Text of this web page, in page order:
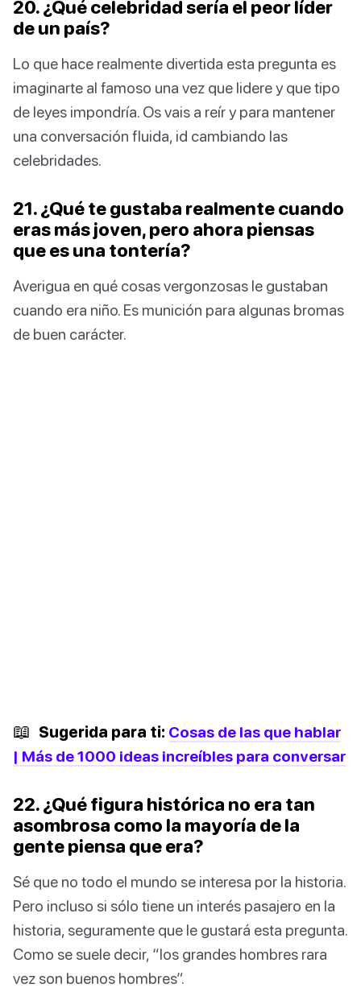
20. ¿Qué celebridad sería el peor líder
de un país?
Lo que hace realmente divertida esta pregunta es
imaginarte al famoso una vez que lidere y que tipo
de leyes impondría. Os vais a reír y para mantener
una conversación fluida, id cambiando las
celebridades.
21. ¿Qué te gustaba realmente cuando
eras más joven, pero ahora piensas
que es una tontería?
Averigua en qué cosas vergonzosas le gustaban
cuando era niño. Es munición para algunas bromas
de buen carácter.
📖 Sugerida para ti: Cosas de las que hablar
| Más de 1000 ideas increíbles para conversar
22. ¿Qué figura histórica no era tan
asombrosa como la mayoría de la
gente piensa que era?
Sé que no todo el mundo se interesa por la historia.
Pero incluso si sólo tiene un interés pasajero en la
historia, seguramente que le gustará esta pregunta.
Como se suele decir, “los grandes hombres rara
vez son buenos hombres”.